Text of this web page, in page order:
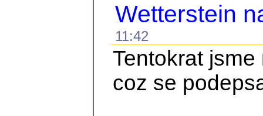
Wetterstein
11:42
Tentokrat
coz se